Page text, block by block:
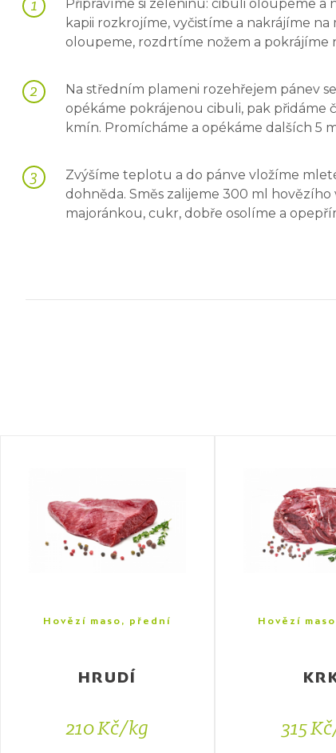
Připravíme si zeleninu: cibuli oloupeme a
kapii rozkrojíme, vyčistíme a nakrájíme na
oloupeme, rozdrtíme nožem a pokrájíme
Na středním plameni rozehřejem pánev
opékáme pokrájenou cibuli, pak přidáme
kmín. Promícháme a opékáme dalších 5
Zvýšíme teplotu a do pánve vložíme
dohněda. Směs zalijeme 300 ml
majoránkou, cukr, dobře osolíme a
Hovězí maso, přední
HRUDÍ
210 Kč/kg
Hovězí
315